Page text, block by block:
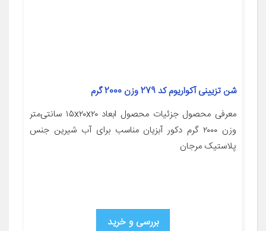
شن تزیینی آکواریوم کد 279 وزن 2000 گرم
معرفی محصول جزئیات محصول ابعاد ۱۵x۲۰x۲۰ سانتی‌متر
وزن ۲۰۰۰ گرم دکور آبزیان مناسب برای آب شیرین جنس
پلاستیک مرجان
بررسی و خرید